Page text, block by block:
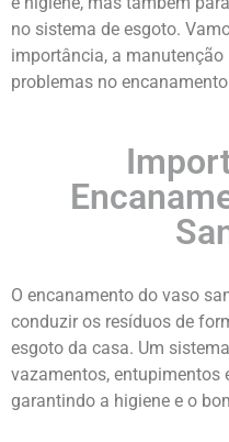
no sistema de esgoto.
importância, a
problemas no
O encanamento do vaso
conduzir os resíduos de
esgoto da casa. Um
vazamentos, entupimentos
garantindo a higiene e o